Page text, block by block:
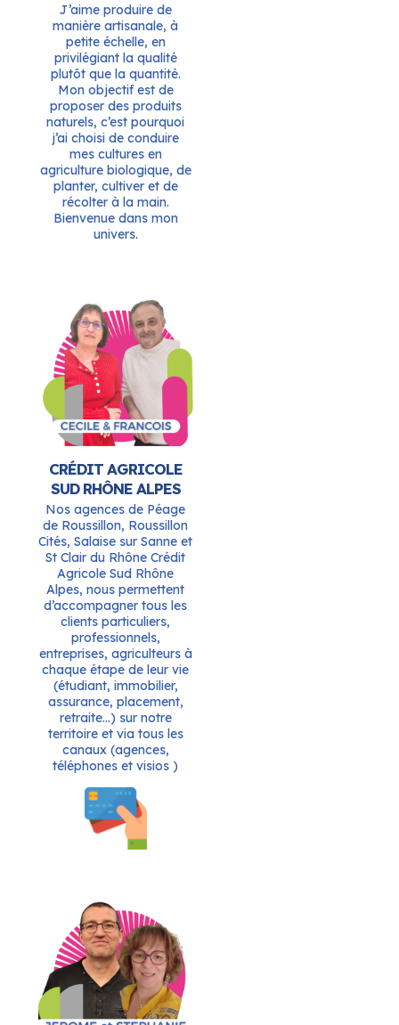
J’aime produire de
manière artisanale, à
petite échelle, en
privilégiant la qualité
plutôt que la quantité.
Mon objectif est de
proposer des produits
naturels, c’est pourquoi
j’ai choisi de conduire
mes cultures en
agriculture biologique, de
planter, cultiver et de
récolter à la main.
Bienvenue dans mon
univers.
CRÉDIT AGRICOLE
SUD RHÔNE ALPES
Nos agences de Péage
de Roussillon, Roussillon
Cités, Salaise sur Sanne et
St Clair du Rhône Crédit
Agricole Sud Rhône
Alpes, nous permettent
d’accompagner tous les
clients particuliers,
professionnels,
entreprises, agriculteurs à
chaque étape de leur vie
(étudiant, immobilier,
assurance, placement,
retraite…) sur notre
territoire et via tous les
canaux (agences,
téléphones et visios )